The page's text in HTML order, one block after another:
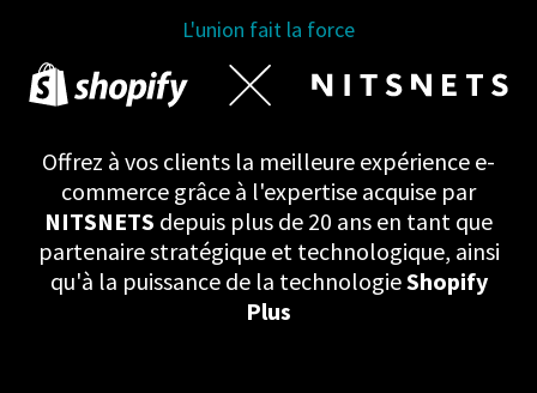
L'union fait la force
NITSNETS
SHOPIFY
PLUS
Offrez à vos clients la meilleure expérience e-
commerce grâce à l'expertise acquise par
NITSNETS depuis plus de 20 ans en tant que
partenaire stratégique et technologique, ainsi
qu'à la puissance de la technologieShopify
Plus